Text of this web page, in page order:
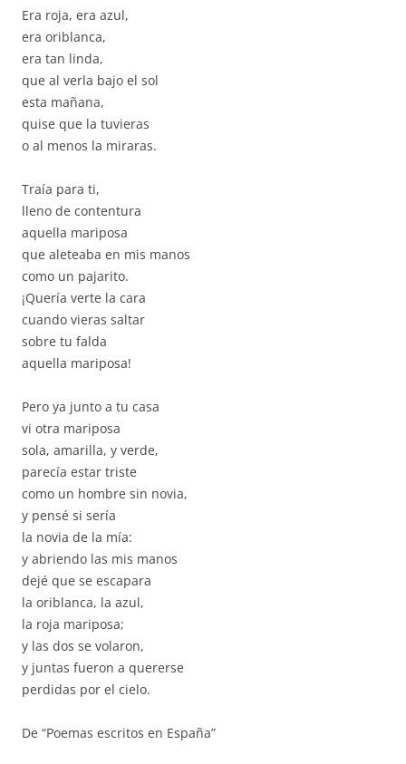
Era roja, era azul,
era oriblanca,
era tan linda,
que al verla bajo el sol
esta mañana,
quise que la tuvieras
o al menos la miraras.
Traía para ti,
lleno de contentura
aquella mariposa
que aleteaba en mis manos
como un pajarito.
¡Quería verte la cara
cuando vieras saltar
sobre tu falda
aquella mariposa!
Pero ya junto a tu casa
vi otra mariposa
sola, amarilla, y verde,
parecía estar triste
como un hombre sin novia,
y pensé si sería
la novia de la mía:
y abriendo las mis manos
dejé que se escapara
la oriblanca, la azul,
la roja mariposa;
y las dos se volaron,
y juntas fueron a quererse
perdidas por el cielo.
De “Poemas escritos en España”